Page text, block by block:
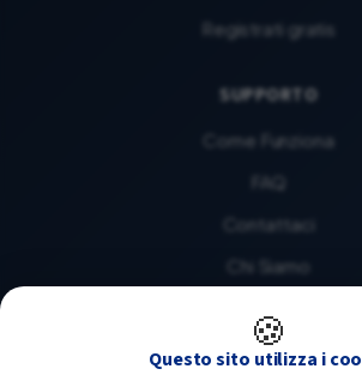
Registrati gratis
SUPPORTO
Come Funziona
FAQ
Contattaci
Chi Siamo
LEGALE
🍪
Questo sito utilizza i